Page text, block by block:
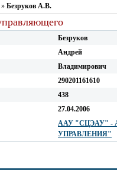
» Безруков А.В.
Безруков
Андрей
Владимирович
290201161610
438
27.04.2006
ААУ "СЦЭАУ" -
УПРАВЛЕНИЯ"